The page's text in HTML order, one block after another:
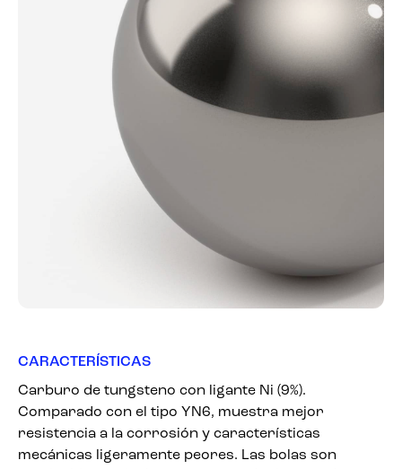
CARACTERÍSTICAS
Carburo de tungsteno con ligante Ni (9%).
Comparado con el tipo YN6, muestra mejor
resistencia a la corrosión y características
mecánicas ligeramente peores. Las bolas son